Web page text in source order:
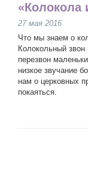
«Колокола
27 мая 2016
Что мы знаем о
Колокольный
перезвон
низкое звучание
нам о церковных
покаяться.